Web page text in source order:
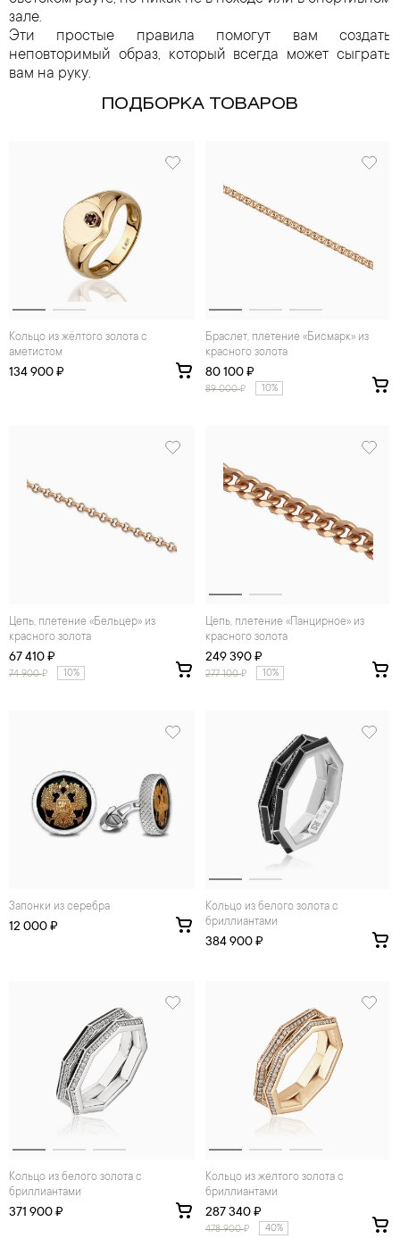
зале.
Эти простые правила помогут вам создать
неповторимый образ, который всегда может сыграть
вам на руку.
ПОДБОРКА ТОВАРОВ
Кольцо из жёлтого золота с
аметистом
134 900 ₽
Браслет, плетение «Бисмарк» из
красного золота
80 100 ₽
89 000₽ 10%
Цепь, плетение «Бельцер» из
красного золота
67 410 ₽
74 900₽ 10%
Цепь, плетение «Панцирное» из
красного золота
249 390 ₽
277 100₽ 10%
Запонки из серебра
12 000 ₽
Кольцо из белого золота с
бриллиантами
384 900 ₽
Кольцо из белого золота с
бриллиантами
371 900 ₽
Кольцо из желтого золота с
бриллиантами
287 340 ₽
478 900₽ 40%